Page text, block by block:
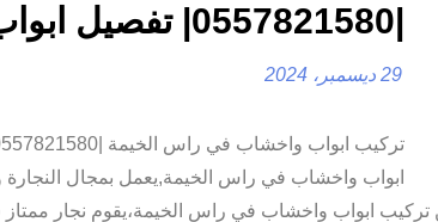
|0557821580| تفصيل ابواب
29 ديسمبر، 2024
ابواب واخشاب في راس الخيمة,يعمل بمجال
ابواب واخشاب في راس الخيمة،يقوم نجار